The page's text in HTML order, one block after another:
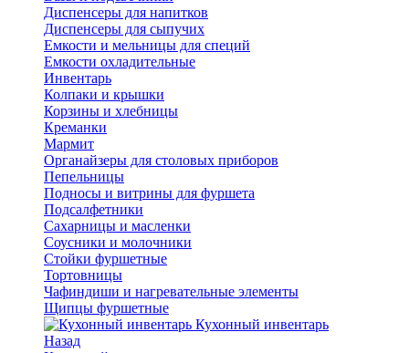
Диспенсеры для напитков
Диспенсеры для сыпучих
Емкости и мельницы для специй
Емкости охладительные
Инвентарь
Колпаки и крышки
Корзины и хлебницы
Креманки
Мармит
Органайзеры для столовых приборов
Пепельницы
Подносы и витрины для фуршета
Подсалфетники
Сахарницы и масленки
Соусники и молочники
Стойки фуршетные
Тортовницы
Чафиндиши и нагревательные элементы
Щипцы фуршетные
Кухонный инвентарь
Назад